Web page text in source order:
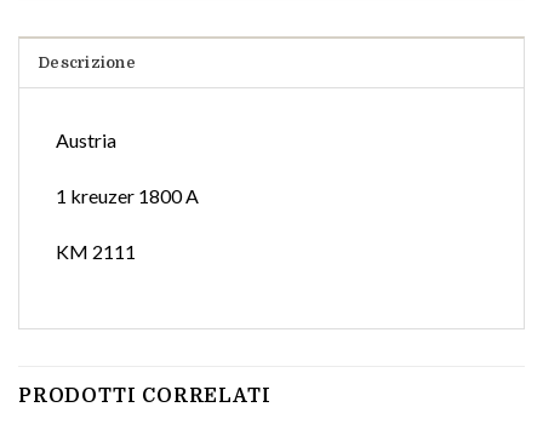
Descrizione
Austria
1 kreuzer 1800 A
KM 2111
PRODOTTI CORRELATI